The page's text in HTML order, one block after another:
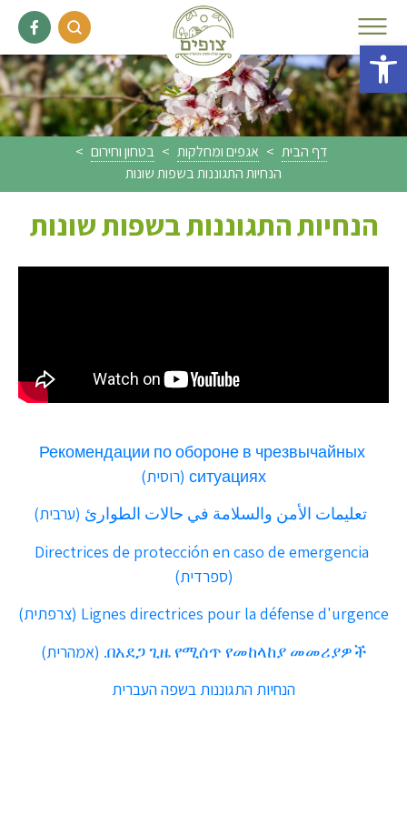
פתח סרגל נגישות
דף הבית > אגפים ומחלקות > בטחון וחירום >
הנחיות התגוננות בשפות שונות
הנחיות התגוננות בשפות שונות
Рекомендации по обороне в чрезвычайных
ситуациях (רוסית)
تعليمات الأمن والسلامة في حالات الطوارئ (ערבית)
Directrices de protección en caso de emergencia
(ספרדית)
Lignes directrices pour la défense d'urgence (צרפתית)
በአደጋ ጊዜ የሚሰጥ የመከላከያ መመሪያዎች. (אמהרית)
הנחיות התגוננות בשפה העברית